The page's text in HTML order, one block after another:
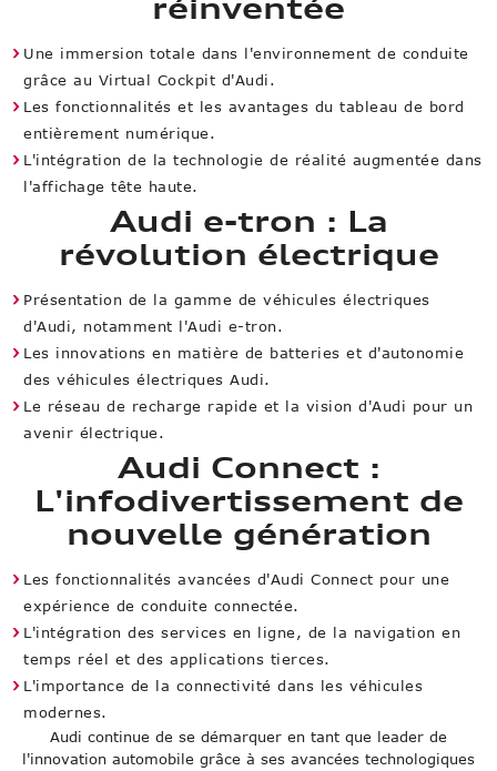
réinventée
Une immersion totale dans l'environnement de conduite
grâce au Virtual Cockpit d'Audi.
Les fonctionnalités et les avantages du tableau de bord
entièrement numérique.
L'intégration de la technologie de réalité augmentée dans
l'affichage tête haute.
Audi e-tron : La
révolution électrique
Présentation de la gamme de véhicules électriques
d'Audi, notamment l'Audi e-tron.
Les innovations en matière de batteries et d'autonomie
des véhicules électriques Audi.
Le réseau de recharge rapide et la vision d'Audi pour un
avenir électrique.
Audi Connect :
L'infodivertissement de
nouvelle génération
Les fonctionnalités avancées d'Audi Connect pour une
expérience de conduite connectée.
L'intégration des services en ligne, de la navigation en
temps réel et des applications tierces.
L'importance de la connectivité dans les véhicules
modernes.
Audi continue de se démarquer en tant que leader de
l'innovation automobile grâce à ses avancées technologiques